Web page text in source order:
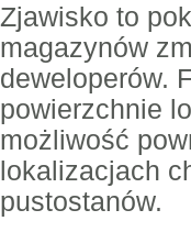
Zjawisko to
magazynów
deweloperów.
powierzchnie
możliwość
lokalizacjach
pustostanów.